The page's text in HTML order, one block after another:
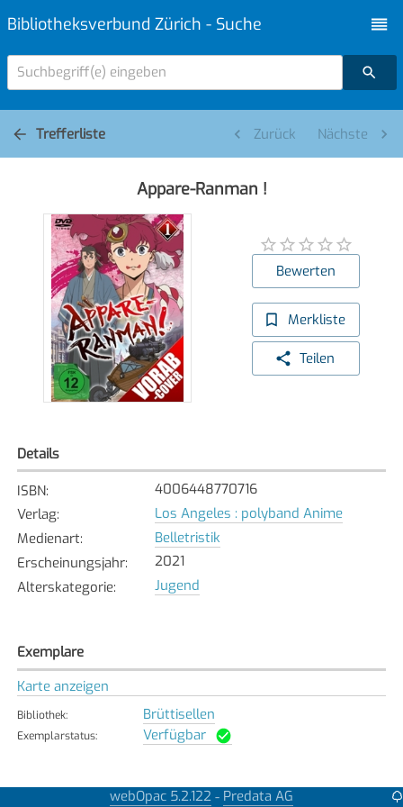
Bibliotheksverbund Zürich - Suche
Suchbegriff(e) eingeben
Trefferliste Zurück Nächste
Appare-Ranman !
Bewerten
Merkliste
Teilen
Details
ISBN:
4006448770716
Verlag:
Los Angeles : polyband Anime
Medienart:
Belletristik
Erscheinungsjahr:
2021
Alterskategorie: Jugend
Exemplare
Karte anzeigen
Bibliothek: Brüttisellen
Exemplarstatus: Verfügbar
webOpac 5.2.122 - Predata AG